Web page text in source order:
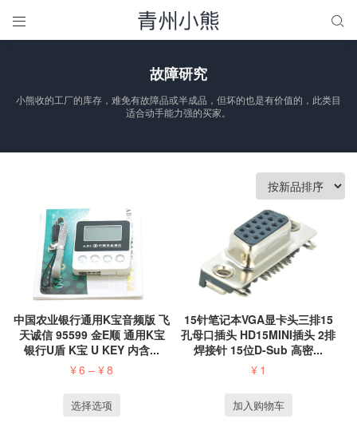
 
故障研究
小熊收的工厂的库存，难免有故障品或半成品，但坏的也是有价值的，此类目
适合动手能力强的买家。
中国农业银行通用K宝音频版 飞
天诚信 95599 金E顺 通用K宝
银行U盾 K宝 U KEY 内含...
¥6 –¥8
选择选项
15针笔记本VGA显卡头三排15
孔母口插头 HD15MINI插头 2排
焊接针 15位D-Sub 高密...
¥ 1
加入购物车